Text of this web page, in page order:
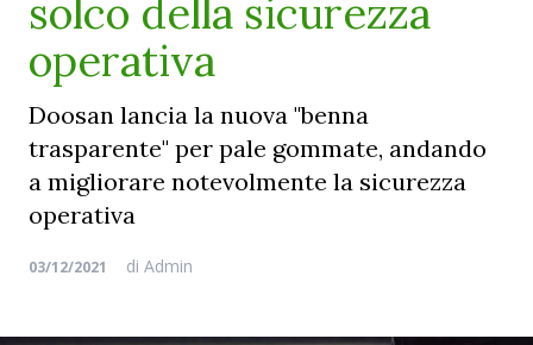
solco della sicurezza
operativa
Doosan lancia la nuova "benna
trasparente" per pale gommate, andando
a migliorare notevolmente la sicurezza
operativa
03/12/2021 di Admin